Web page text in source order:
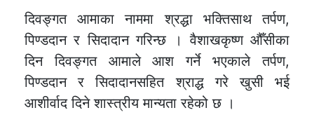
दिवङ्गत आमाका नाममा श्रद्धा भक्तिसाथ तर्पण,
पिण्डदान र सिदादान गरिन्छ । वैशाखकृष्ण औँसीका
दिन दिवङ्गत आमाले आश गर्ने भएकाले तर्पण,
पिण्डदान र सिदादानसहित श्राद्ध गरे खुसी भई
आशीर्वाद दिने शास्त्रीय मान्यता रहेको छ ।